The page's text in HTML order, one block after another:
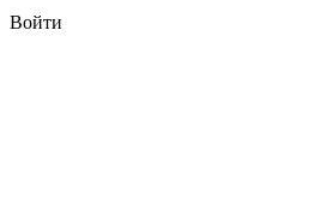
Войти